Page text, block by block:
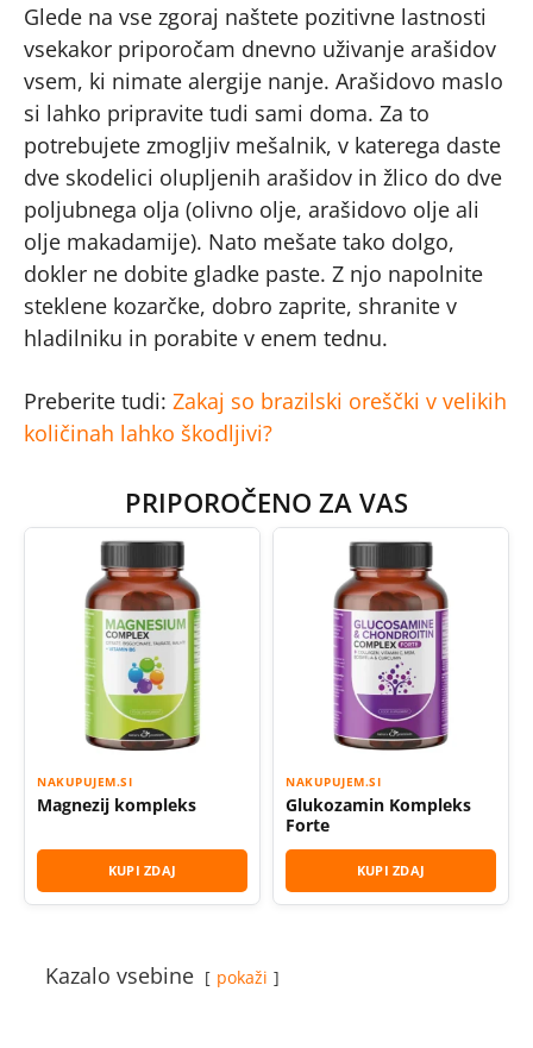
Glede na vse zgoraj naštete pozitivne lastnosti
vsekakor priporočam dnevno uživanje arašidov
vsem, ki nimate alergije nanje. Arašidovo maslo
si lahko pripravite tudi sami doma. Za to
potrebujete zmogljiv mešalnik, v katerega daste
dve skodelici olupljenih arašidov in žlico do dve
poljubnega olja (olivno olje, arašidovo olje ali
olje makadamije). Nato mešate tako dolgo,
dokler ne dobite gladke paste. Z njo napolnite
steklene kozarčke, dobro zaprite, shranite v
hladilniku in porabite v enem tednu.
Preberite tudi: Zakaj so brazilski oreščki v velikih
količinah lahko škodljivi?
PRIPOROČENO ZA VAS
NAKUPUJEM.SI
Magnezij kompleks
KUPI ZDAJ
NAKUPUJEM.SI
Glukozamin Kompleks
Forte
KUPI ZDAJ
Kazalo vsebine pokaži